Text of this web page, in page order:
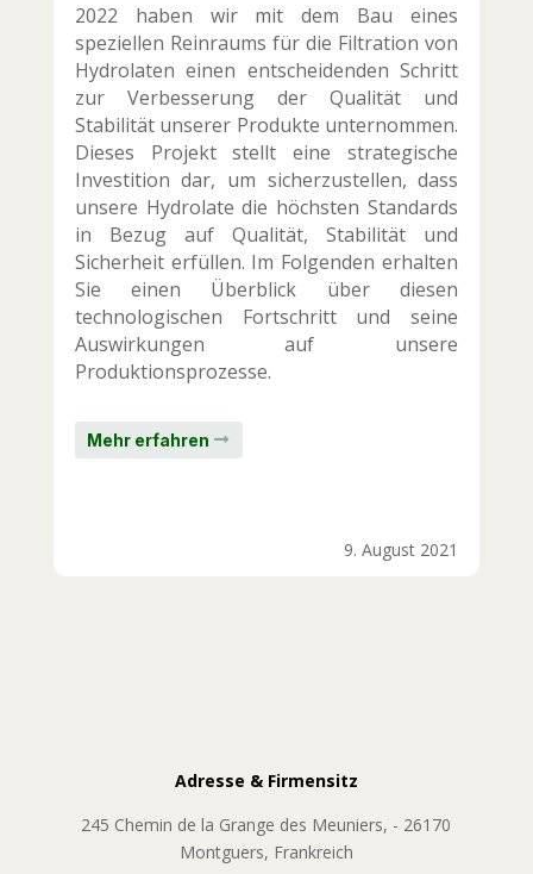
2022 haben wir mit dem Bau eines
speziellen Reinraums für die Filtration von
Hydrolaten einen entscheidenden Schritt
zur Verbesserung der Qualität und
Stabilität unserer Produkte unternommen.
Dieses Projekt stellt eine strategische
Investition dar, um sicherzustellen, dass
unsere Hydrolate die höchsten Standards
in Bezug auf Qualität, Stabilität und
Sicherheit erfüllen. Im Folgenden erhalten
Sie einen Überblick über diesen
technologischen Fortschritt und seine
Auswirkungen auf unsere
Produktionsprozesse.
Mehr erfahren
9. August 2021
Adresse & Firmensitz
245 Chemin de la Grange des Meuniers, - 26170
Montguers, Frankreich